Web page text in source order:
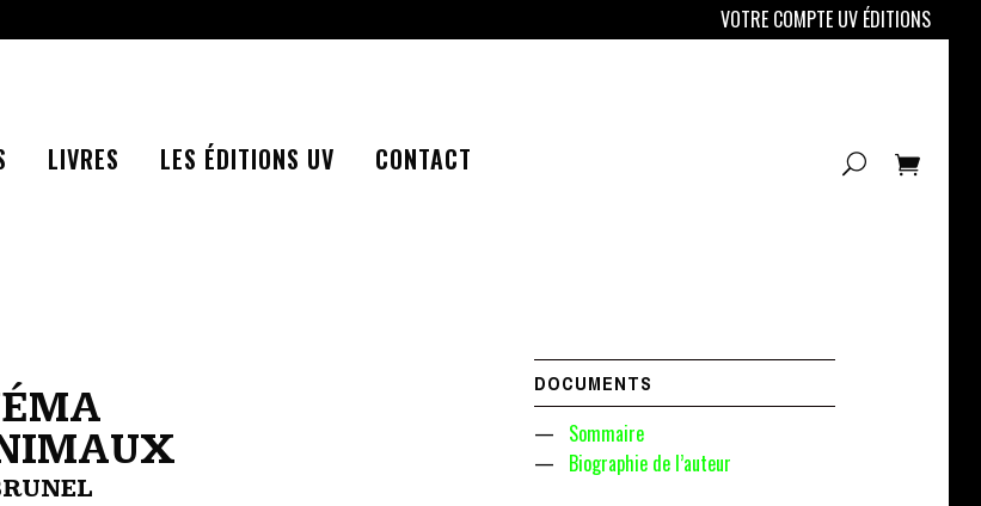
VOTRE COMPTE UV ÉDITIONS
LIVRES LES ÉDITIONS UV CONTACT
DOCUMENTS
— Sommaire
— Biographie de l’auteur